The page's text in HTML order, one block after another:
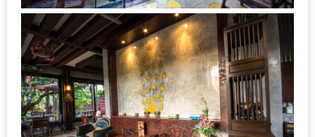
รีวิว
ร้าน
อาหาร
ที่
เข้า
ชม
มาก